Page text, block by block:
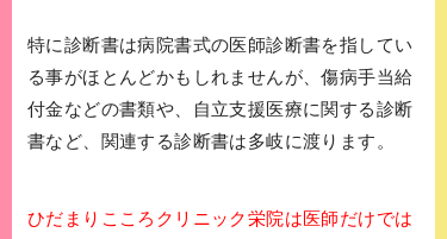
特に診断書は病院書式の医師診断書を指してい
る事がほとんどかもしれませんが、傷病手当給
付金などの書類や、自立支援医療に関する診断
書など、関連する診断書は多岐に渡ります。
ひだまりこころクリニック栄院は医師だけでは